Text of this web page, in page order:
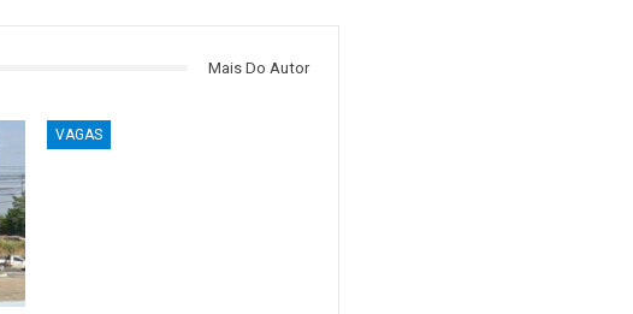
Mais Do Autor
VAGAS